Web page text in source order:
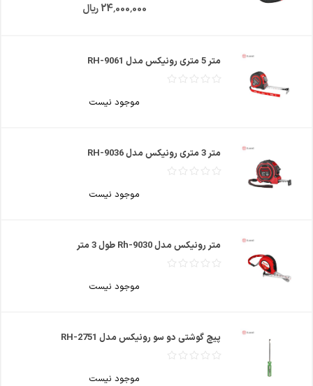
24٬000٬000 ریال
متر 5 متری رونیکس مدل RH-9061
موجود نیست
متر 3 متری رونیکس مدل RH-9036
موجود نیست
متر رونیکس مدل Rh-9030 طول 3 متر
موجود نیست
پیچ گوشتی دو سو رونیکس مدل RH-2751
موجود نیست